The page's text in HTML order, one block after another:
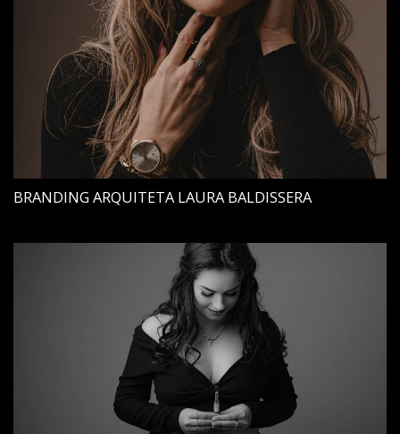
BRANDING ARQUITETA LAURA BALDISSERA